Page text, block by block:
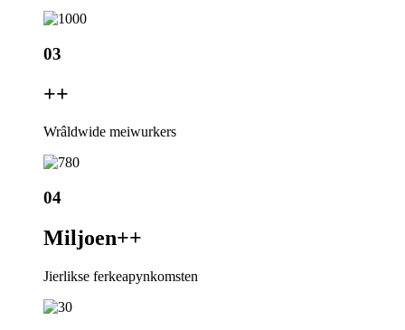
03
++
Wrâldwide meiwurkers
04
Miljoen++
Jierlikse ferkeapynkomsten